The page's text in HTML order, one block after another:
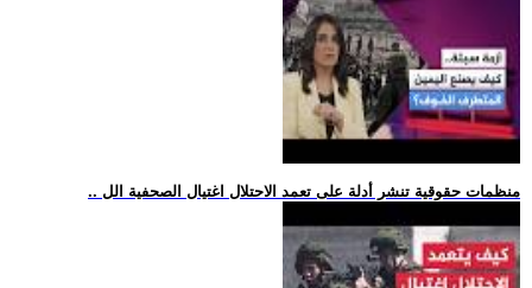
.. منظمات حقوقية تنشر أدلة على تعمد الاحتلال اغتيال الصحفية الل